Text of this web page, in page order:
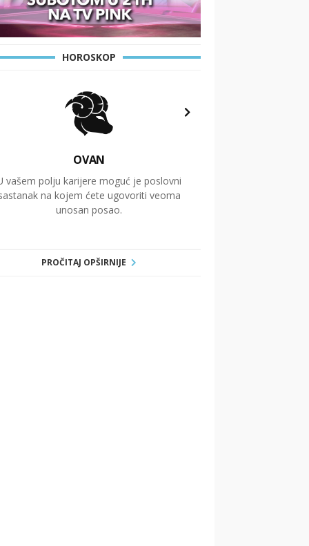
HOROSKOP
OVAN
vašem polju karijere moguć je poslovni
na kojem ćete ugovoriti veoma
unosan posao.
PROČITAJ OPŠIRNIJE